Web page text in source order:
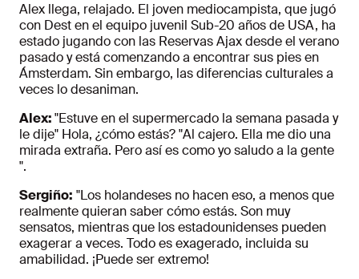
Alex llega, relajado. El joven mediocampista, que jugó
con Dest en el equipo juvenil Sub-20 años de USA, ha
estado jugando con las Reservas Ajax desde el verano
pasado y está comenzando a encontrar sus pies en
Ámsterdam. Sin embargo, las diferencias culturales a
veces lo desaniman.
Alex:"Estuve en el supermercado la semana pasada y
le dije" Hola, ¿cómo estás? "Al cajero. Ella me dio una
mirada extraña. Pero así es como yo saludo a la gente
".
Sergiño: "Los holandeses no hacen eso, a menos que
realmente quieran saber cómo estás. Son muy
sensatos, mientras que los estadounidenses pueden
exagerar a veces. Todo es exagerado, incluida su
amabilidad. ¡Puede ser extremo!